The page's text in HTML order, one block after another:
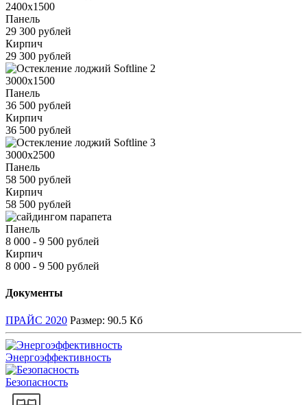
2400x1500
Панель
29 300 рублей
Кирпич
29 300 рублей
3000x1500
Панель
36 500 рублей
Кирпич
36 500 рублей
3000x2500
Панель
58 500 рублей
Кирпич
58 500 рублей
Панель
8 000 - 9 500 рублей
Кирпич
8 000 - 9 500 рублей
Документы
ПРАЙС 2020 Размер: 90.5 Кб
Энергоэффективность
Безопасность